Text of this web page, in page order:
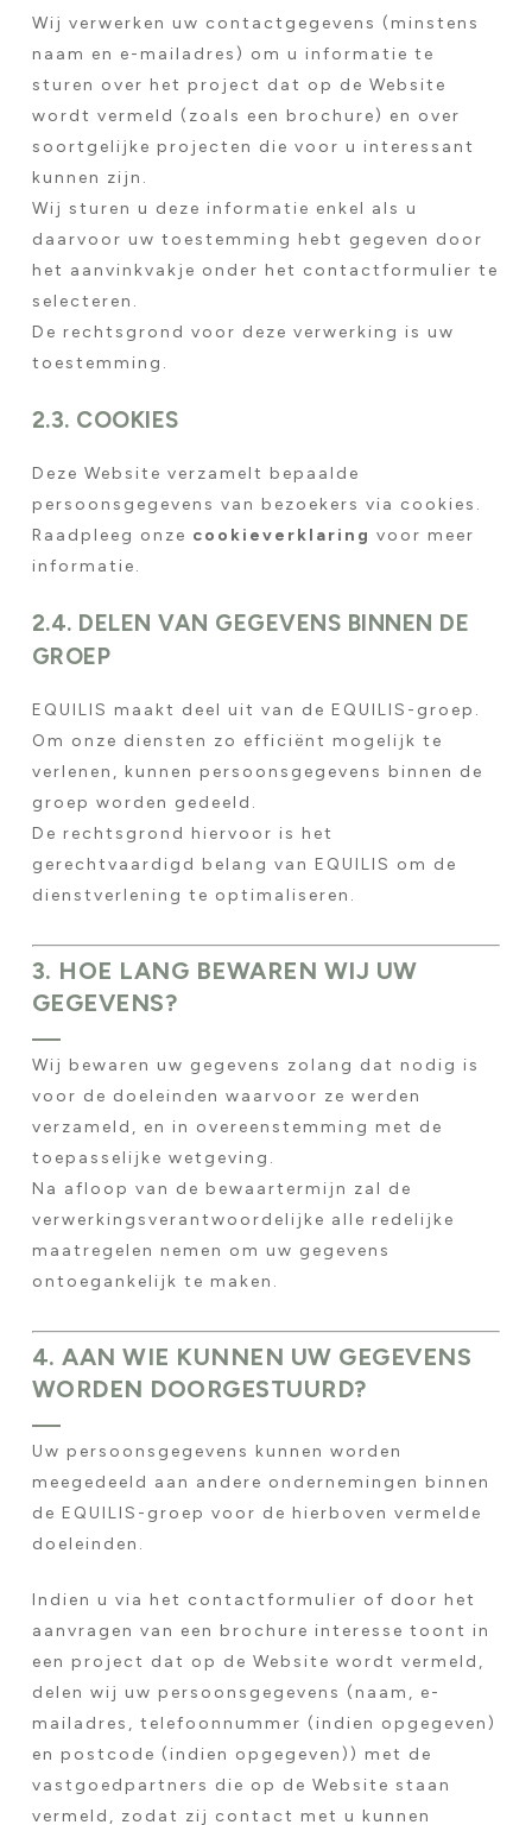
Wij verwerken uw contactgegevens (minstens
naam en e-mailadres) om u informatie te
sturen over het project dat op de Website
wordt vermeld (zoals een brochure) en over
soortgelijke projecten die voor u interessant
kunnen zijn.
Wij sturen u deze informatie enkel als u
daarvoor uw toestemming hebt gegeven door
het aanvinkvakje onder het contactformulier te
selecteren.
De rechtsgrond voor deze verwerking is uw
toestemming.
2.3. COOKIES
Deze Website verzamelt bepaalde
persoonsgegevens van bezoekers via cookies.
Raadpleeg onze cookieverklaring voor meer
informatie.
2.4. DELEN VAN GEGEVENS BINNEN DE
GROEP
EQUILIS maakt deel uit van de EQUILIS-groep.
Om onze diensten zo efficiënt mogelijk te
verlenen, kunnen persoonsgegevens binnen de
groep worden gedeeld.
De rechtsgrond hiervoor is het
gerechtvaardigd belang van EQUILIS om de
dienstverlening te optimaliseren.
3. HOE LANG BEWAREN WIJ UW
GEGEVENS?
Wij bewaren uw gegevens zolang dat nodig is
voor de doeleinden waarvoor ze werden
verzameld, en in overeenstemming met de
toepasselijke wetgeving.
Na afloop van de bewaartermijn zal de
verwerkingsverantwoordelijke alle redelijke
maatregelen nemen om uw gegevens
ontoegankelijk te maken.
4. AAN WIE KUNNEN UW GEGEVENS
WORDEN DOORGESTUURD?
Uw persoonsgegevens kunnen worden
meegedeeld aan andere ondernemingen binnen
de EQUILIS-groep voor de hierboven vermelde
doeleinden.
Indien u via het contactformulier of door het
aanvragen van een brochure interesse toont in
een project dat op de Website wordt vermeld,
delen wij uw persoonsgegevens (naam, e-
mailadres, telefoonnummer (indien opgegeven)
en postcode (indien opgegeven)) met de
vastgoedpartners die op de Website staan
vermeld, zodat zij contact met u kunnen